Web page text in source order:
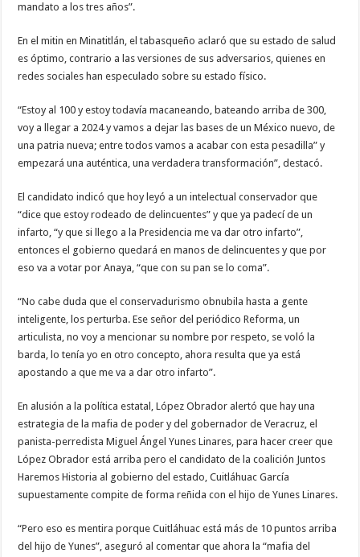
mandato a los tres años”.
En el mitin en Minatitlán, el tabasqueño aclaró que su estado de salud
es óptimo, contrario a las versiones de sus adversarios, quienes en
redes sociales han especulado sobre su estado físico.
“Estoy al 100 y estoy todavía macaneando, bateando arriba de 300,
voy a llegar a 2024 y vamos a dejar las bases de un México nuevo, de
una patria nueva; entre todos vamos a acabar con esta pesadilla” y
empezará una auténtica, una verdadera transformación”, destacó.
El candidato indicó que hoy leyó a un intelectual conservador que
“dice que estoy rodeado de delincuentes” y que ya padecí de un
infarto, “y que si llego a la Presidencia me va dar otro infarto”,
entonces el gobierno quedará en manos de delincuentes y que por
eso va a votar por Anaya, “que con su pan se lo coma”.
“No cabe duda que el conservadurismo obnubila hasta a gente
inteligente, los perturba. Ese señor del periódico Reforma, un
articulista, no voy a mencionar su nombre por respeto, se voló la
barda, lo tenía yo en otro concepto, ahora resulta que ya está
apostando a que me va a dar otro infarto”.
En alusión a la política estatal, López Obrador alertó que hay una
estrategia de la mafia de poder y del gobernador de Veracruz, el
panista-perredista Miguel Ángel Yunes Linares, para hacer creer que
López Obrador está arriba pero el candidato de la coalición Juntos
Haremos Historia al gobierno del estado, Cuitláhuac García
supuestamente compite de forma reñida con el hijo de Yunes Linares.
“Pero eso es mentira porque Cuitláhuac está más de 10 puntos arriba
del hijo de Yunes”, aseguró al comentar que ahora la “mafia del